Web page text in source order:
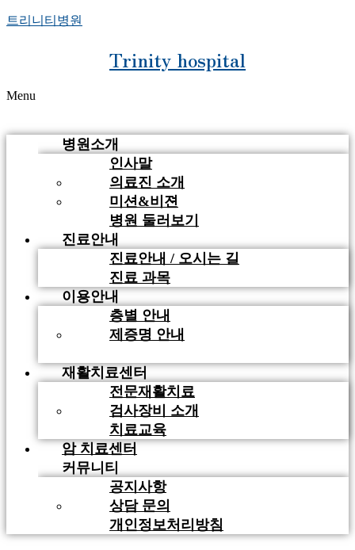
트리니티병원
Trinity hospital
Menu
병원소개
인사말
의료진 소개
미션&비젼
병원 둘러보기
진료안내
진료안내 / 오시는 길
진료 과목
이용안내
층별 안내
제증명 안내
재활치료센터
전문재활치료
검사장비 소개
치료교육
암 치료센터
커뮤니티
공지사항
상담 문의
개인정보처리방침